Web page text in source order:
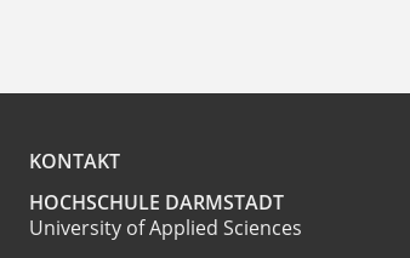
KONTAKT
HOCHSCHULE DARMSTADT
University of Applied Sciences